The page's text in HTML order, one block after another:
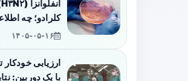
کلرادو؛ چه
۱۴۰۵-۰۵-۱۶
ارزیابی
با یک دوربین: